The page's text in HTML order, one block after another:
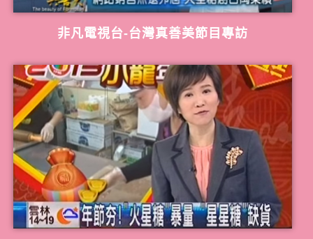
非凡電視台-台灣真善美節目專訪